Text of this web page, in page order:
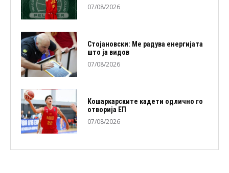
07/08/2026
Стојановски: Ме радува енергијата
што ја видов
07/08/2026
Кошаркарските кадети одлично го
отворија ЕП
07/08/2026